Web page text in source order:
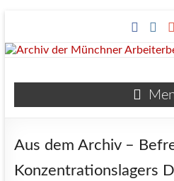
springen
Archiv
der
Münchner
Aus dem Archiv –
Konzentrationslagers